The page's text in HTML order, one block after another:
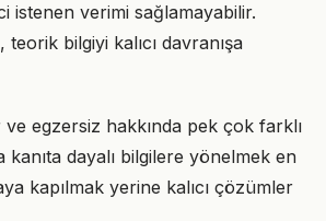
istenen verimi sağlamayabilir.
teorik bilgiyi kalıcı davranışa
egzersiz hakkında pek çok farklı
dayalı bilgilere yönelmek en
kapılmak yerine kalıcı çözümler